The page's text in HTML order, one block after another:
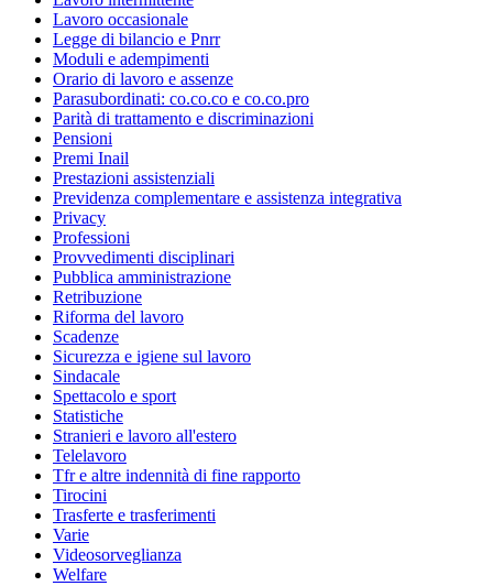
Lavoro occasionale
Legge di bilancio e Pnrr
Moduli e adempimenti
Orario di lavoro e assenze
Parasubordinati: co.co.co e co.co.pro
Parità di trattamento e discriminazioni
Pensioni
Premi Inail
Prestazioni assistenziali
Previdenza complementare e assistenza integrativa
Privacy
Professioni
Provvedimenti disciplinari
Pubblica amministrazione
Retribuzione
Riforma del lavoro
Scadenze
Sicurezza e igiene sul lavoro
Sindacale
Spettacolo e sport
Statistiche
Stranieri e lavoro all'estero
Telelavoro
Tfr e altre indennità di fine rapporto
Tirocini
Trasferte e trasferimenti
Varie
Videosorveglianza
Welfare